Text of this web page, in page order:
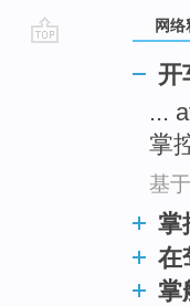
网络
开
...
掌
基
掌
在
掌